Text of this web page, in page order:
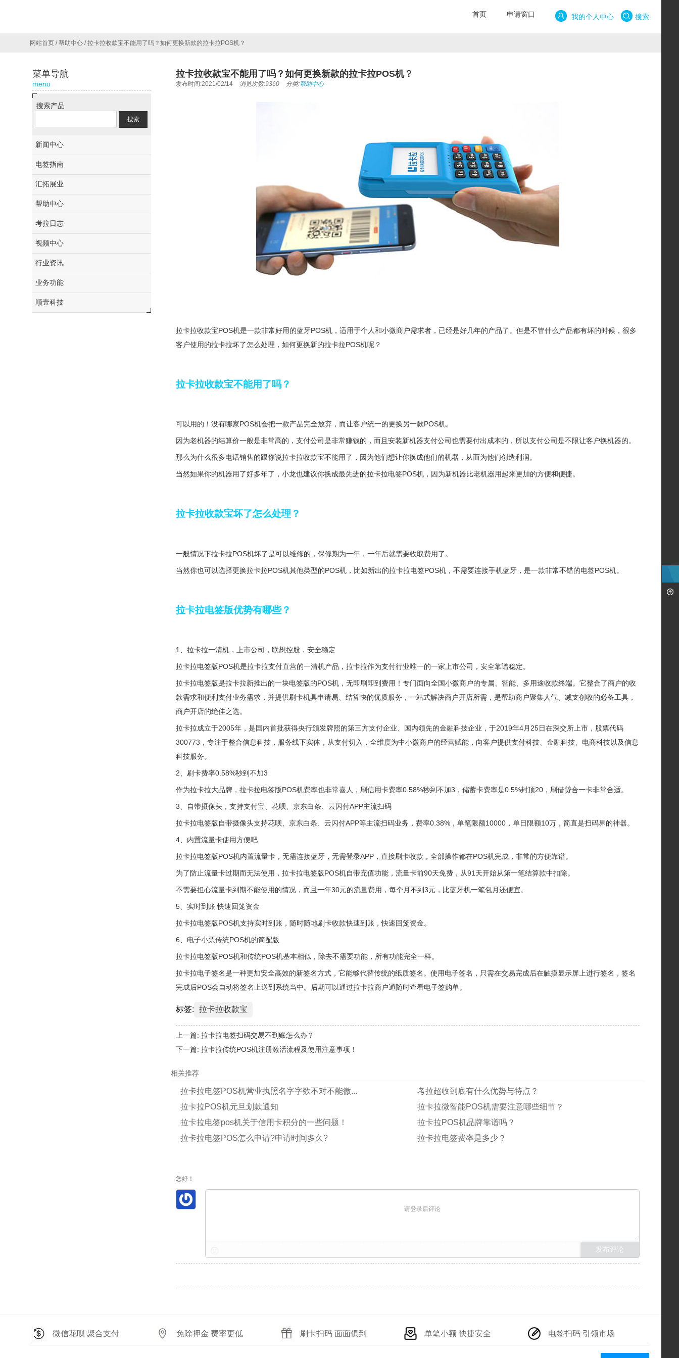
我的个人中心 搜索
首页 申请窗口
网站首页 /帮助中心 /拉卡拉收款宝不能用了吗？如何更换新款的拉卡拉POS机？
菜单导航
menu
搜索产品
新闻中心
电签指南
汇拓展业
帮助中心
考拉日志
视频中心
行业资讯
业务功能
顺壹科技
拉卡拉收款宝不能用了吗？如何更换新款的拉卡拉POS机？
发布时间:2021/02/14 浏览次数:9360 分类:帮助中心
拉卡拉收款宝POS机是一款非常好用的蓝牙POS机，适用于个人和小微商户需求者，已经是好几年的产品了。但是不管什么产品都有坏的时候，很多
客户使用的拉卡拉坏了怎么处理，如何更换新的拉卡拉POS机呢？
拉卡拉收款宝不能用了吗？
可以用的！没有哪家POS机会把一款产品完全放弃，而让客户统一的更换另一款POS机。
因为老机器的结算价一般是非常高的，支付公司是非常赚钱的，而且安装新机器支付公司也需要付出成本的，所以支付公司是不限让客户换机器的。
那么为什么很多电话销售的跟你说拉卡拉收款宝不能用了，因为他们想让你换成他们的机器，从而为他们创造利润。
当然如果你的机器用了好多年了，小龙也建议你换成最先进的拉卡拉电签POS机，因为新机器比老机器用起来更加的方便和便捷。
拉卡拉收款宝坏了怎么处理？
一般情况下拉卡拉POS机坏了是可以维修的，保修期为一年，一年后就需要收取费用了。
当然你也可以选择更换拉卡拉POS机其他类型的POS机，比如新出的拉卡拉电签POS机，不需要连接手机蓝牙，是一款非常不错的电签POS机。
拉卡拉电签版优势有哪些？
1、拉卡拉一清机，上市公司，联想控股，安全稳定
拉卡拉电签版POS机是拉卡拉支付直营的一清机产品，拉卡拉作为支付行业唯一的一家上市公司，安全靠谱稳定。
拉卡拉电签版是拉卡拉新推出的一块电签版的POS机，无即刷即到费用！专门面向全国小微商户的专属、智能、多用途收款终端。它整合了商户的收
款需求和便利支付业务需求，并提供刷卡机具申请易、结算快的优质服务，一站式解决商户开店所需，是帮助商户聚集人气、减支创收的必备工具，
商户开店的绝佳之选。
拉卡拉成立于2005年，是国内首批获得央行颁发牌照的第三方支付企业、国内领先的金融科技企业，于2019年4月25日在深交所上市，股票代码
300773，专注于整合信息科技，服务线下实体，从支付切入，全维度为中小微商户的经营赋能，向客户提供支付科技、金融科技、电商科技以及信息
科技服务。
2、刷卡费率0.58%秒到不加3
作为拉卡拉大品牌，拉卡拉电签版POS机费率也非常喜人，刷信用卡费率0.58%秒到不加3，储蓄卡费率是0.5%封顶20，刷借贷合一卡非常合适。
3、自带摄像头，支持支付宝、花呗、京东白条、云闪付APP主流扫码
拉卡拉电签版自带摄像头支持花呗、京东白条、云闪付APP等主流扫码业务，费率0.38%，单笔限额10000，单日限额10万，简直是扫码界的神器。
4、内置流量卡使用方便吧
拉卡拉电签版POS机内置流量卡，无需连接蓝牙，无需登录APP，直接刷卡收款，全部操作都在POS机完成，非常的方便靠谱。
为了防止流量卡过期而无法使用，拉卡拉电签版POS机自带充值功能，流量卡前90天免费，从91天开始从第一笔结算款中扣除。
不需要担心流量卡到期不能使用的情况，而且一年30元的流量费用，每个月不到3元，比蓝牙机一笔包月还便宜。
5、实时到账 快速回笼资金
拉卡拉电签版POS机支持实时到账，随时随地刷卡收款快速到账，快速回笼资金。
6、电子小票传统POS机的简配版
拉卡拉电签版POS机和传统POS机基本相似，除去不需要功能，所有功能完全一样。
拉卡拉电子签名是一种更加安全高效的新签名方式，它能够代替传统的纸质签名。使用电子签名，只需在交易完成后在触摸显示屏上进行签名，签名
完成后POS会自动将签名上送到系统当中。后期可以通过拉卡拉商户通随时查看电子签购单。
标签: 拉卡拉收款宝
上一篇: 拉卡拉电签扫码交易不到账怎么办？
下一篇: 拉卡拉传统POS机注册激活流程及使用注意事项！
相关推荐
拉卡拉电签POS机营业执照名字字数不对不能微...
考拉超收到底有什么优势与特点？
拉卡拉POS机元旦划款通知
拉卡拉微智能POS机需要注意哪些细节？
拉卡拉电签pos机关于信用卡积分的一些问题！
拉卡拉POS机品牌靠谱吗？
拉卡拉电签POS怎么申请?申请时间多久?
拉卡拉电签费率是多少？
您好！
请登录后评论
微信花呗 聚合支付 免除押金 费率更低 刷卡扫码 面面俱到 单笔小额 快捷安全 电签扫码 引领市场